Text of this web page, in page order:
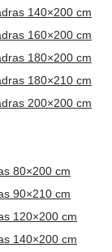
140×200 cm
160×200 cm
180×200 cm
180×210 cm
200×200 cm
80×200 cm
90×210 cm
120×200 cm
140×200 cm